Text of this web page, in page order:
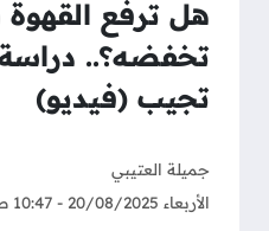
هل ترفع
تخفضه؟..
تجيب (فيديو)
جميلة العتيبي
الأربعاء 20/08/2025 - 10:47 ص